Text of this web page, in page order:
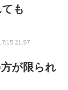
も
が限られ